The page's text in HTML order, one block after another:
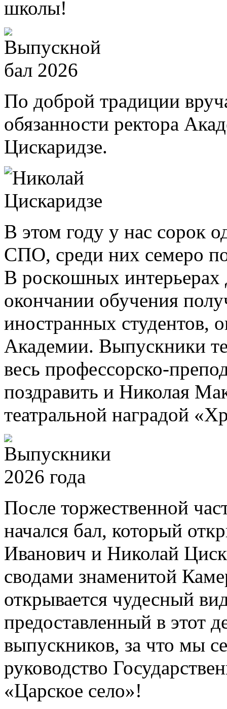
школы!
По доброй традиции
обязанности ректора
Цискаридзе.
В этом году у нас сорок
СПО, среди них семеро
В роскошных интерьерах
окончании обучения
иностранных студентов,
Академии. Выпускники
весь профессорско-
поздравить и Николая
театральной наградой
После торжественной
начался бал, который
Иванович и Николай
сводами знаменитой
открывается чудесный
предоставленный в этот
выпускников, за что мы
руководство
«Царское село»!